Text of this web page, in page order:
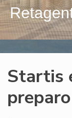
Startis